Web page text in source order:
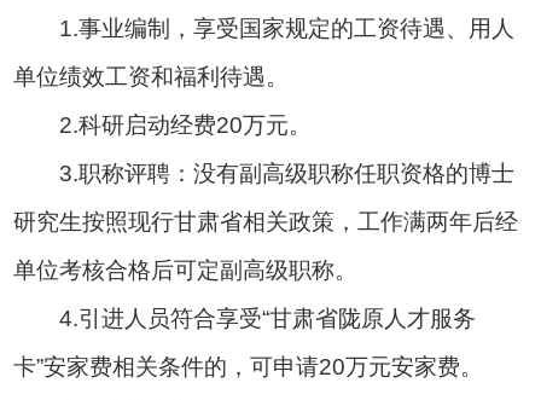
1.事业编制，享受国家规定的工资待遇、用人
单位绩效工资和福利待遇。
2.科研启动经费20万元。
3.职称评聘：没有副高级职称任职资格的博士
研究生按照现行甘肃省相关政策，工作满两年后经
单位考核合格后可定副高级职称。
4.引进人员符合享受“甘肃省陇原人才服务
卡”安家费相关条件的，可申请20万元安家费。